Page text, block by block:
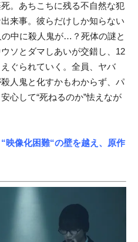
。あちこちに残る不自然な犯
来事。彼らだけしか知らない
中に殺人鬼が…？死体の謎と
ソとダマしあいが交錯し、12
ぐられていく。全員、ヤバ
人鬼と化すかもわからず、パ
心して“死ねるのか”怯えなが
映像化困難“の壁を越え、原作